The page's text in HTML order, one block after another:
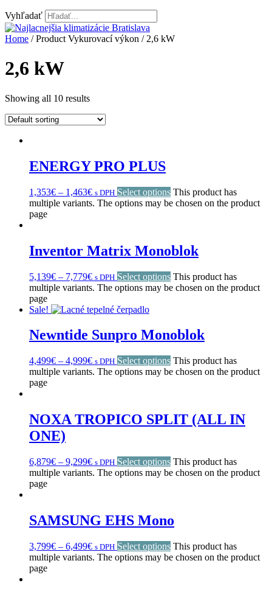
Vyhľadať
Home / Product Vykurovací výkon / 2,6 kW
2,6 kW
Showing all 10 results
ENERGY PRO PLUS
1,353€ – 1,463€ s DPH Select options This product has
multiple variants. The options may be chosen on the product
page
Inventor Matrix Monoblok
5,139€ – 7,779€ s DPH Select options This product has
multiple variants. The options may be chosen on the product
page
Sale!
Newntide Sunpro Monoblok
4,499€ – 4,999€ s DPH Select options This product has
multiple variants. The options may be chosen on the product
page
NOXA TROPICO SPLIT (ALL IN
ONE)
6,879€ – 9,299€ s DPH Select options This product has
multiple variants. The options may be chosen on the product
page
SAMSUNG EHS Mono
3,799€ – 6,499€ s DPH Select options This product has
multiple variants. The options may be chosen on the product
page